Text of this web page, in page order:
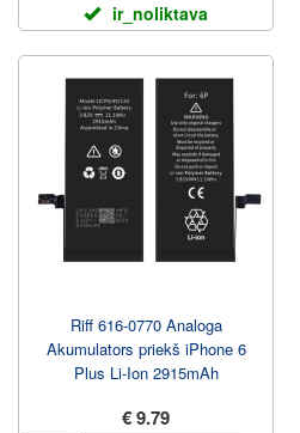
ir_noliktava
Riff 616-0770 Analoga
Akumulators priekš iPhone 6
Plus Li-Ion 2915mAh
€ 9.79